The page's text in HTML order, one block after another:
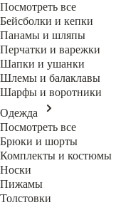
Посмотреть все
Бейсболки и кепки
Панамы и шляпы
Перчатки и варежки
Шапки и ушанки
Шлемы и балаклавы
Шарфы и воротники
Одежда
Посмотреть все
Брюки и шорты
Комплекты и костюмы
Носки
Пижамы
Толстовки